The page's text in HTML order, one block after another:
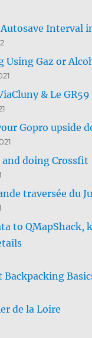
Interval
Using Gaz or
& Le GR59
Gopro upside
and doing Crossfit
traversée du
to QMapShack,
de la Loire